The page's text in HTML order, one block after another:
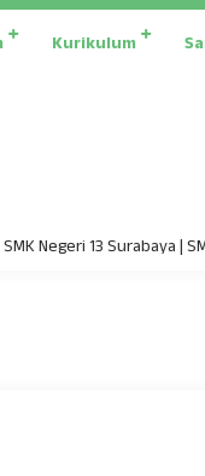
Kurikulum
Negeri 13 Surabaya |